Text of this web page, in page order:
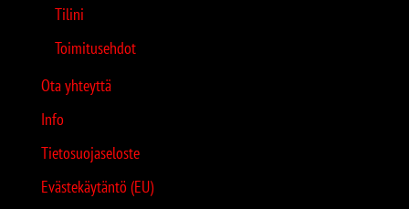
Tilini
Toimitusehdot
Ota yhteyttä
Info
Tietosuojaseloste
Evästekäytäntö (EU)